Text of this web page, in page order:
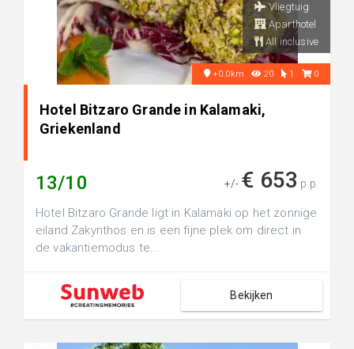
Vliegtuig
Aparthotel
All inclusive
+0.0km 20 1 0
Hotel Bitzaro Grande in Kalamaki,
Griekenland
13/10 +/- € 653 p.p.
Hotel Bitzaro Grande ligt in Kalamaki op het zonnige
eiland Zakynthos en is een fijne plek om direct in
de vakantiemodus te...
Bekijken